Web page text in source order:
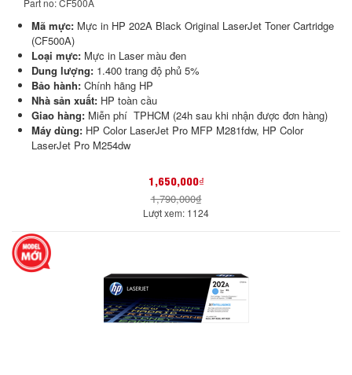
Mã mực: Mực in HP 202A Black Original LaserJet Toner Cartridge
(CF500A)
Loại mực: Mực in Laser màu đen
Dung lượng: 1.400 trang độ phủ 5%
Bảo hành: Chính hãng HP
Nhà sản xuất: HP toàn cầu
Giao hàng: Miễn phí TPHCM (24h sau khi nhận được đơn hàng)
Máy dùng: HP Color LaserJet Pro MFP M281fdw, HP Color
LaserJet Pro M254dw
1,650,000₫
1,790,000₫
Lượt xem: 1124